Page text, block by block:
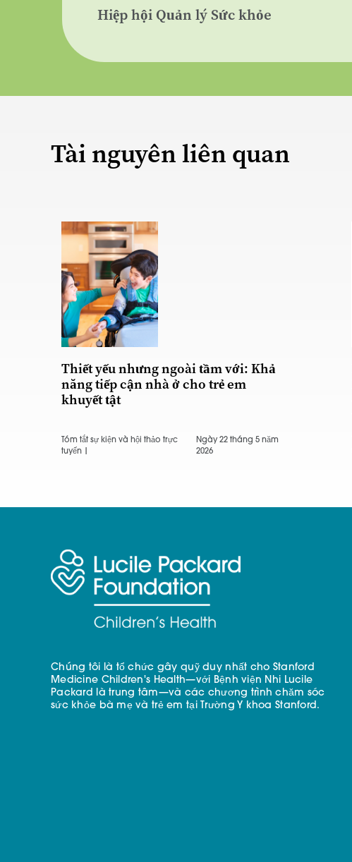
Hiệp hội Quản lý Sức khỏe
Tài nguyên liên quan
Thiết yếu nhưng ngoài tầm với: Khả
năng tiếp cận nhà ở cho trẻ em
khuyết tật
Tóm tắt sự kiện và hội thảo trực
tuyến |
Ngày 22 tháng 5 năm
2026
Chúng tôi là tổ chức gây quỹ duy nhất cho Stanford
Medicine Children's Health—với Bệnh viện Nhi Lucile
Packard là trung tâm—và các chương trình chăm sóc
sức khỏe bà mẹ và trẻ em tại Trường Y khoa Stanford.